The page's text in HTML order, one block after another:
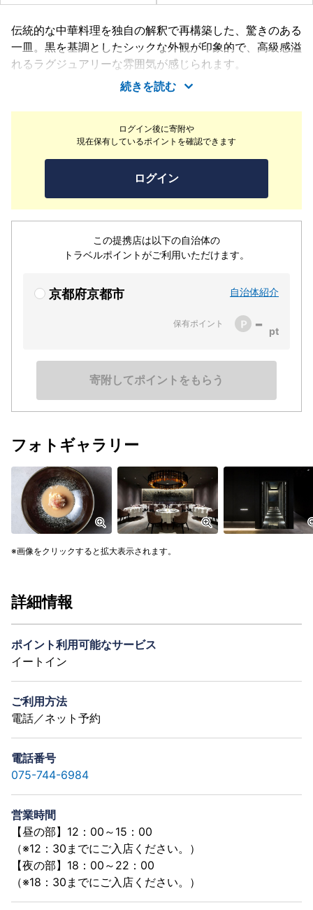
ログイン後に寄附や
現在保有しているポイントを確認できます
ログイン
この提携店は以下の自治体の
トラベルポイントがご利用いただけます。
京都府京都市 自治体紹介
保有ポイント -
寄附してポイントをもらう
伝統的な中華料理を独自の解釈で再構築した、驚きのある
一皿。黒を基調としたシックな外観が印象的で、高級感溢
れるラグジュアリーな雰囲気が感じられます。
続きを読む
フォトギャラリー
画像をクリックすると拡大表示されます。
詳細情報
ポイント利用可能なサービス
イートイン
ご利用方法
電話／ネット予約
電話番号
075-744-6984
営業時間
【昼の部】12：00～15：00
（※12：30までにご入店ください。）
【夜の部】18：00～22：00
（※18：30までにご入店ください。）